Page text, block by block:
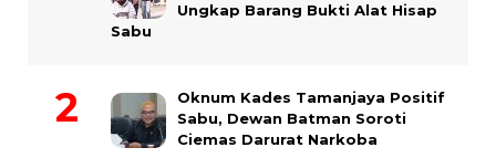
Ungkap Barang Bukti Alat Hisap
Sabu
Oknum Kades Tamanjaya Positif
Sabu, Dewan Batman Soroti
Ciemas Darurat Narkoba